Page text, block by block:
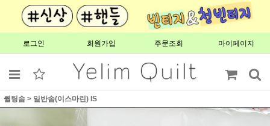
로그인 회원가입 주문조회 마이페이지
퀼팅솜 > 일반솜(이스마린) IS